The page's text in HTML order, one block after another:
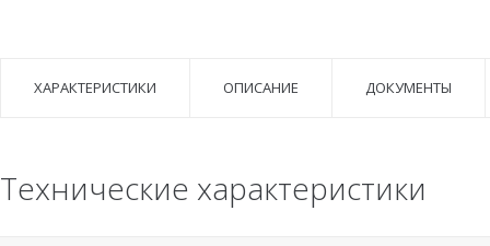
ХАРАКТЕРИСТИКИ ОПИСАНИЕ ДОКУМЕНТЫ
Технические характеристики